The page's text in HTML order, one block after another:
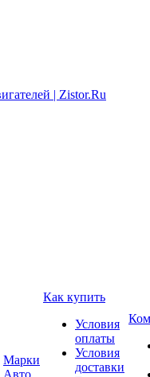
Марки
Авто
Как купить
Условия
оплаты
Условия
доставки